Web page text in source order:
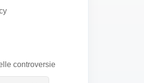
controversie